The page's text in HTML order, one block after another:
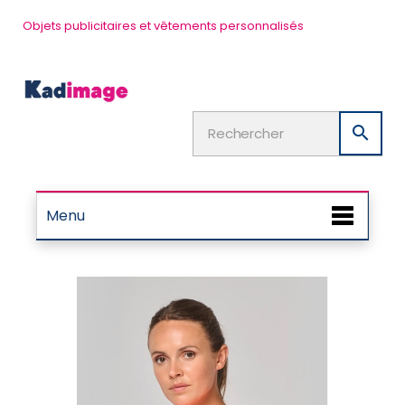
Objets publicitaires et vêtements personnalisés

Menu